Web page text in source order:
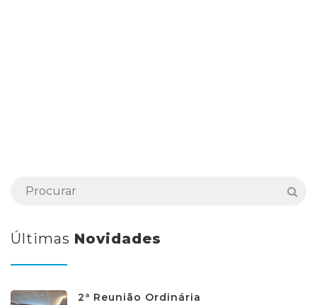
Últimas Novidades
2ª Reunião Ordinária